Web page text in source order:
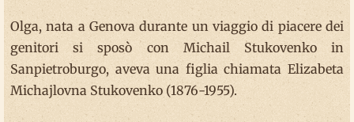
Olga, nata a Genova durante un viaggio di piacere dei
genitori si sposò con Michail Stukovenko in
Sanpietroburgo, aveva una figlia chiamata Elizabeta
Michajlovna Stukovenko (1876-1955).